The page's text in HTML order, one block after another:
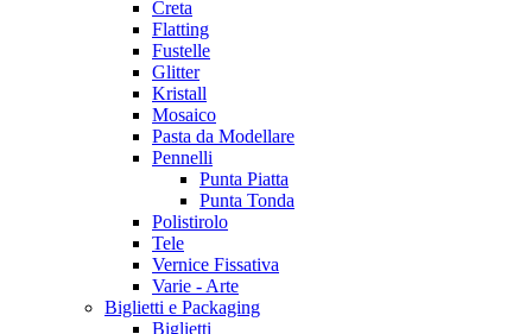
Creta
Flatting
Fustelle
Glitter
Kristall
Mosaico
Pasta da Modellare
Pennelli
Punta Piatta
Punta Tonda
Polistirolo
Tele
Vernice Fissativa
Varie - Arte
Biglietti e Packaging
Biglietti